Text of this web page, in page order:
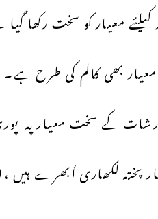
معیار کو سخت رکھا
بھی کالم کی طرح ہے۔
کے سخت معیار پہ
لکھاری اُبھرے ہیں